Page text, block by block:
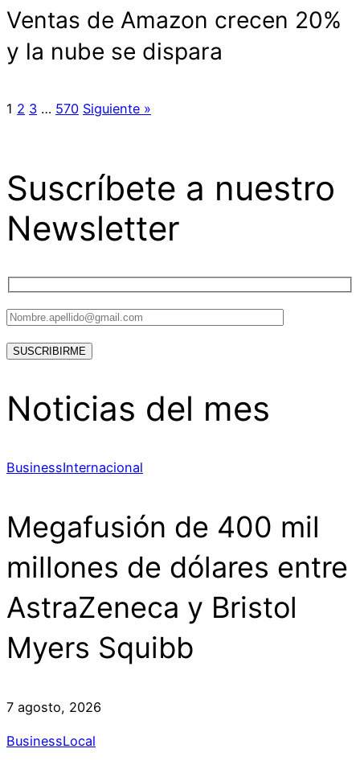
Ventas de Amazon crecen 20%
y la nube se dispara
1 2 3 … 570 Siguiente »
Suscríbete a nuestro
Newsletter
Noticias del mes
BusinessInternacional
Megafusión de 400 mil
millones de dólares entre
AstraZeneca y Bristol
Myers Squibb
7 agosto, 2026
BusinessLocal